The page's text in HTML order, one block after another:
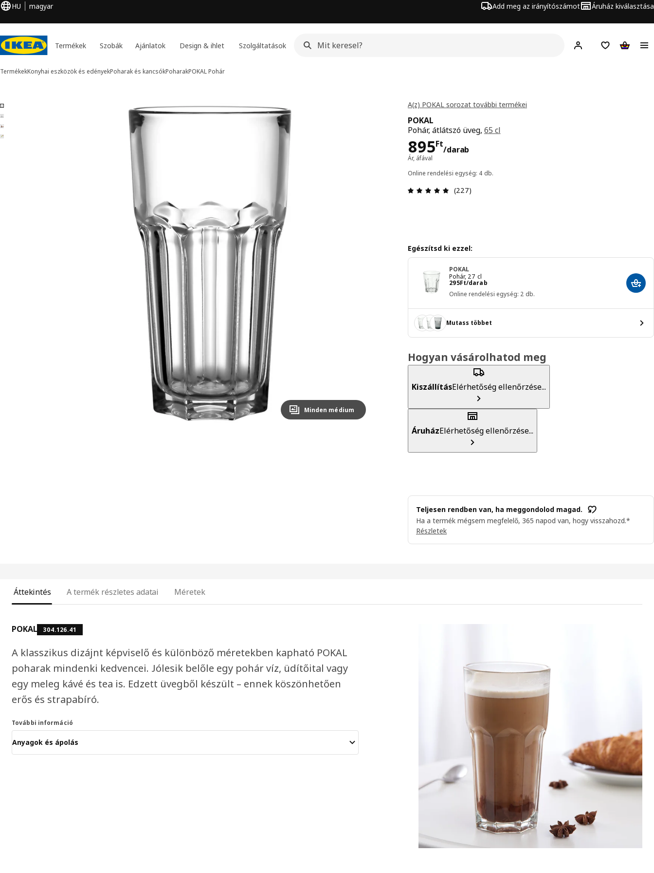
HU magyar Add meg az irányítószámot Áruház kiválasztása
Termékek Szobák Ajánlatok Design & ihlet Szolgáltatások Hej! Bejelentkezés
Bevásárlólista
Kosár
TermékekKonyhai eszközök és edényekPoharak és kancsókPoharakPOKALPohár
4 POKAL kép
kihagyása
Image zoomed out, normal view
Minden médium
A(z) POKAL sorozat további termékei
POKAL
Pohár, átlátszó üveg, 65 cl
895Ft
/darab
Ár 895Ft/darab
Ár, áfával
Online rendelési egység: 4 db.
Értékelés: 4.9 / 5 csillagok. Összes vélemény: 227
(227)
Egészítsd ki ezzel:
POKAL
Pohár, 27 cl
295Ft/darab
Ár 295Ft/darab
Online rendelési egység: 2 db.
Mutass többet
Hogyan vásárolhatod meg
KiszállításElérhetőség ellenőrzése...
ÁruházElérhetőség ellenőrzése...
Teljesen rendben van, ha meggondolod magad.
Ha a termék mégsem megfelelő, 365 napod van, hogy visszahozd.*
Részletek
Áttekintés A termék részletes adatai Méretek
POKAL 304.126.41
A klasszikus dizájnt képviselő és különböző méretekben kapható POKAL
poharak mindenki kedvencei. Jólesik belőle egy pohár víz, üdítőital vagy
egy meleg kávé és tea is. Edzett üvegből készült – ennek köszönhetően
erős és strapabíró.
További információ
Anyagok és ápolás